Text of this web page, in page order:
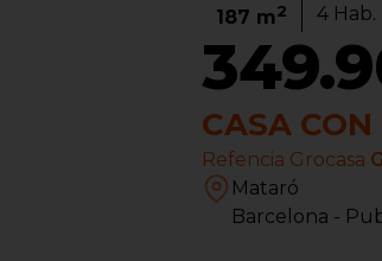
187 m2 4 Hab.
CASA
Refencia Grocasa
Mataró
Barcelona -